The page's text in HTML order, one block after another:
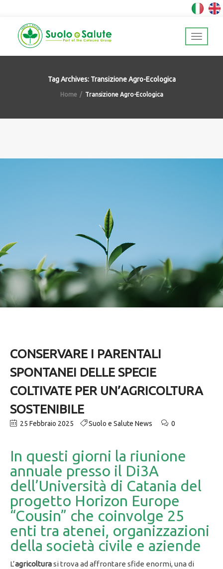
Tag Archives: Transizione Agro-Ecologica
Home Transizione Agro-Ecologica
CONSERVARE I PARENTALI
SPONTANEI DELLE SPECIE
COLTIVATE PER UN’AGRICOLTURA
SOSTENIBILE
25 Febbraio 2025 Suolo e Salute News 0
In questi giorni la riunione
annuale presso il Di3A
dell’Università di Catania del
progetto Horizon Europe
“Cousin” che coinvolge 25
enti tra atenei, organizzazioni
della società civile e aziende
L’agricolturasi trova ad affrontare sfide enormi, una di